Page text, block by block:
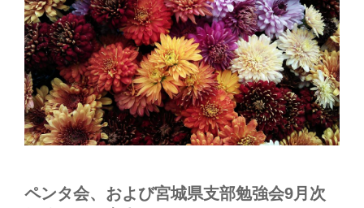
ペンタ会、および宮城県支部勉強会9月次